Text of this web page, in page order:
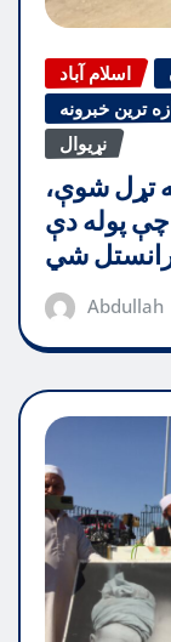
اسلام آباد
ترین خبرونه
نړیوال
تړل شوې،
پوله دې
شي
Abdullah